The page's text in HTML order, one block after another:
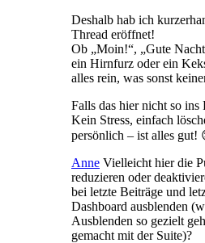
Deshalb hab ich
Thread eröffnet!
Ob „Moin!“, „Gute
ein Hirnfurz oder ein
alles rein, was sonst
Falls das hier nicht so ins
Kein Stress, einfach
persönlich – ist alles gut!
Anne Vielleicht hier die
reduzieren oder
bei letzte Beiträge und
Dashboard ausblenden
Ausblenden so gezielt
gemacht mit der Suite)?